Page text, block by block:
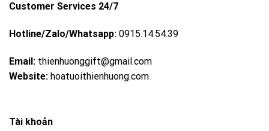
Customer Services 24/7
Hotline/Zalo/Whatsapp: 0915.14.54.39
Email: thienhuonggift@gmail.com
Website: hoatuoithienhuong.com
Tài khoản